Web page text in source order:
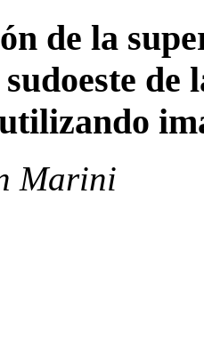
de la
de
Marini